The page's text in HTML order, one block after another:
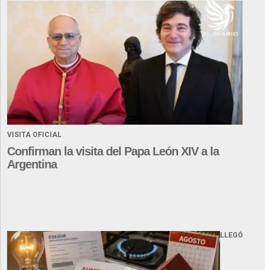
VISITA OFICIAL
Confirman la visita del Papa León XIV a la
Argentina
LLEGÓ